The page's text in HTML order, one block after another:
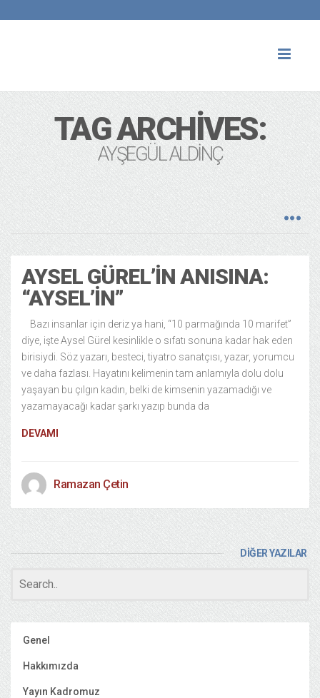
TAG ARCHIVES:
AYŞEGÜL ALDINÇ
AYSEL GÜREL’IN ANISINA:
“AYSEL’IN”
Bazı insanlar için deriz ya hani, “10 parmağında 10 marifet”
diye, işte Aysel Gürel kesinlikle o sıfatı sonuna kadar hak eden
birisiydi. Söz yazarı, besteci, tiyatro sanatçısı, yazar, yorumcu
ve daha fazlası. Hayatını kelimenin tam anlamıyla dolu dolu
yaşayan bu çılgın kadın, belki de kimsenin yazamadığı ve
yazamayacağı kadar şarkı yazıp bunda da
DEVAMI
Ramazan Çetin
DİĞER YAZILAR
Genel
Hakkımızda
Yayın Kadromuz